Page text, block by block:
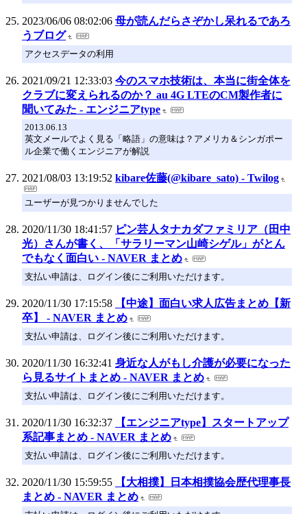
2023/06/06 08:02:06 母が読んだらさぞかし呆れるであろ
うブログ
アクセスデータの利用
2021/09/21 12:33:03 今のスマホ技術は、本当に街全体を
クラブに変えられるのか？ au 4G LTEのCM製作者に
聞いてみた - エンジニアtype
2013.06.13
英文メールでよく見る「略語」の意味は？アメリカ＆シンガポー
ル企業で働くエンジニアが解説
2021/08/03 13:19:52 kibare佐藤(@kibare_sato) - Twilog
ユーザーが見つかりませんでした
2020/11/30 18:41:57 ピン芸人タナカダファミリア（田中
光）さんが書く、「サラリーマン山崎シゲル」がとん
でもなく面白い - NAVER まとめ
支払い申請は、ログイン後にご利用いただけます。
2020/11/30 17:15:58
【中途】面白い求人広告まとめ【新
卒】 - NAVER まとめ
支払い申請は、ログイン後にご利用いただけます。
2020/11/30 16:32:41 身近な人がもし介護が必要になった
ら見るサイトまとめ - NAVER まとめ
支払い申請は、ログイン後にご利用いただけます。
2020/11/30 16:32:37
【エンジニアtype】スタートアップ
系記事まとめ - NAVER まとめ
支払い申請は、ログイン後にご利用いただけます。
2020/11/30 15:59:55
【大相撲】日本相撲協会歴代理事長
まとめ - NAVER まとめ